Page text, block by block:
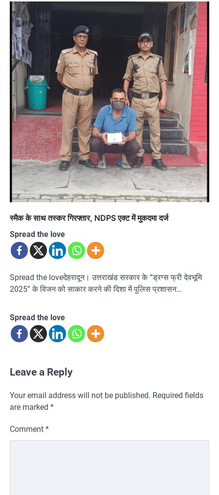
स्मैक के साथ तस्कर गिरफ्तार, NDPS एक्ट में मुकदमा दर्ज
Spread the love
Spread the loveदेहरादून। उत्तराखंड सरकार के “ड्रग्स फ्री देवभूमि
2025” के विजन को साकार करने की दिशा में पुलिस प्रशासन…
Spread the love
Leave a Reply
Your email address will not be published. Required fields
are marked *
Comment *